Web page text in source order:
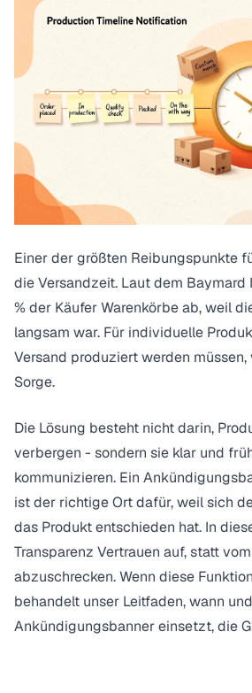
Einer der größten Reibungspunkte
die Versandzeit. Laut dem Baymard
% der Käufer Warenkörbe ab, weil
langsam war. Für individuelle
Versand produziert werden
Sorge.
Die Lösung besteht nicht darin,
verbergen - sondern sie klar und
kommunizieren. Ein
ist der richtige Ort dafür, weil sich
das Produkt entschieden hat. In
Transparenz Vertrauen auf, statt
abzuschrecken. Wenn diese
behandelt unser Leitfaden,wann
Ankündigungsbanner einsetzt, die